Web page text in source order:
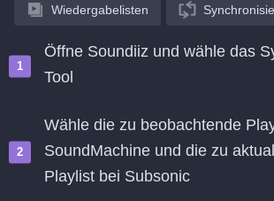
Wiedergabelisten
Öffne Soundiiz und wähle das
Tool
Wähle die zu beobachtende
SoundMachine und die zu
Playlist bei Subsonic